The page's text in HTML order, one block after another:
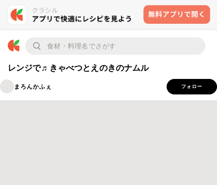
レンジで♬きゃべつとえのきのナムル
まろんかふぇ フォロー